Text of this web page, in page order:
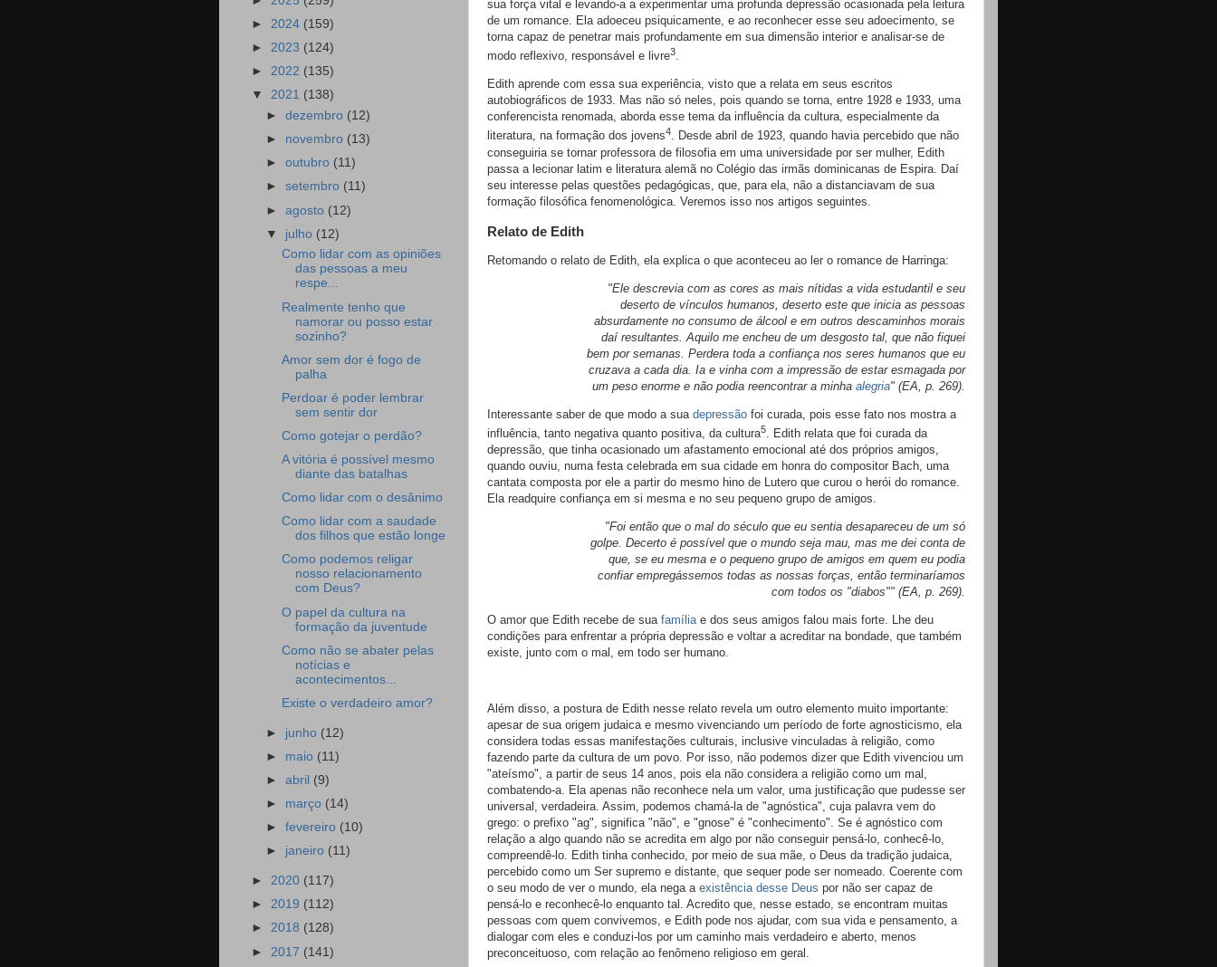
sua força vital e levando-a a experimentar uma profunda depressão ocasionada pela leitura
de um romance. Ela adoeceu psiquicamente, e ao reconhecer esse seu adoecimento, se
torna capaz de penetrar mais profundamente em sua dimensão interior e analisar-se de
modo reflexivo, responsável e livre3.
Edith aprende com essa sua experiência, visto que a relata em seus escritos
autobiográficos de 1933. Mas não só neles, pois quando se torna, entre 1928 e 1933, uma
conferencista renomada, aborda esse tema da influência da cultura, especialmente da
literatura, na formação dos jovens4. Desde abril de 1923, quando havia percebido que não
conseguiria se tornar professora de filosofia em uma universidade por ser mulher, Edith
passa a lecionar latim e literatura alemã no Colégio das irmãs dominicanas de Espira. Daí
seu interesse pelas questões pedagógicas, que, para ela, não a distanciavam de sua
formação filosófica fenomenológica. Veremos isso nos artigos seguintes.
Relato de Edith
Retomando o relato de Edith, ela explica o que aconteceu ao ler o romance de Harringa:
"Ele descrevia com as cores as mais nítidas a vida estudantil e seu
deserto de vínculos humanos, deserto este que inicia as pessoas
absurdamente no consumo de álcool e em outros descaminhos morais
daí resultantes. Aquilo me encheu de um desgosto tal, que não fiquei
bem por semanas. Perdera toda a confiança nos seres humanos que eu
cruzava a cada dia. Ia e vinha com a impressão de estar esmagada por
um peso enorme e não podia reencontrar a minha alegria" (EA, p. 269).
Interessante saber de que modo a sua depressão foi curada, pois esse fato nos mostra a
influência, tanto negativa quanto positiva, da cultura5
. Edith relata que foi curada da
depressão, que tinha ocasionado um afastamento emocional até dos próprios amigos,
quando ouviu, numa festa celebrada em sua cidade em honra do compositor Bach, uma
cantata composta por ele a partir do mesmo hino de Lutero que curou o herói do romance.
Ela readquire confiança em si mesma e no seu pequeno grupo de amigos.
"Foi então que o mal do século que eu sentia desapareceu de um só
golpe. Decerto é possível que o mundo seja mau, mas me dei conta de
que, se eu mesma e o pequeno grupo de amigos em quem eu podia
confiar empregássemos todas as nossas forças, então terminaríamos
com todos os "diabos"" (EA, p. 269).
O amor que Edith recebe de sua família e dos seus amigos falou mais forte. Lhe deu
condições para enfrentar a própria depressão e voltar a acreditar na bondade, que também
existe, junto com o mal, em todo ser humano.
Além disso, a postura de Edith nesse relato revela um outro elemento muito importante:
apesar de sua origem judaica e mesmo vivenciando um período de forte agnosticismo, ela
considera todas essas manifestações culturais, inclusive vinculadas à religião, como
fazendo parte da cultura de um povo. Por isso, não podemos dizer que Edith vivenciou um
"ateísmo", a partir de seus 14 anos, pois ela não considera a religião como um mal,
combatendo-a. Ela apenas não reconhece nela um valor, uma justificação que pudesse ser
universal, verdadeira. Assim, podemos chamá-la de "agnóstica", cuja palavra vem do
grego: o prefixo "ag", significa "não", e "gnose" é "conhecimento". Se é agnóstico com
relação a algo quando não se acredita em algo por não conseguir pensá-lo, conhecê-lo,
compreendê-lo. Edith tinha conhecido, por meio de sua mãe, o Deus da tradição judaica,
percebido como um Ser supremo e distante, que sequer pode ser nomeado. Coerente com
o seu modo de ver o mundo, ela nega a existência desse Deus por não ser capaz de
pensá-lo e reconhecê-lo enquanto tal. Acredito que, nesse estado, se encontram muitas
pessoas com quem convivemos, e Edith pode nos ajudar, com sua vida e pensamento, a
dialogar com eles e conduzi-los por um caminho mais verdadeiro e aberto, menos
preconceituoso, com relação ao fenômeno religioso em geral.
► 2024 (159)
► 2023 (124)
► 2022 (135)
▼ 2021 (138)
►dezembro (12)
► novembro (13)
►outubro (11)
►setembro (11)
►agosto (12)
▼ julho (12)
Como lidar com as opiniões
das pessoas a meu
respe...
Realmente tenho que
namorar ou posso estar
sozinho?
Amor sem dor é fogo de
palha
Perdoar é poder lembrar
sem sentir dor
Como gotejar o perdão?
A vitória é possível mesmo
diante das batalhas
Como lidar com o desânimo
Como lidar com a saudade
dos filhos que estão longe
Como podemos religar
nosso relacionamento
com Deus?
O papel da cultura na
formação da juventude
Como não se abater pelas
notícias e
acontecimentos...
Existe o verdadeiro amor?
► junho (12)
► maio (11)
►abril (9)
► março (14)
►fevereiro (10)
► janeiro (11)
► 2020 (117)
► 2019 (112)
► 2018 (128)
► 2017 (141)